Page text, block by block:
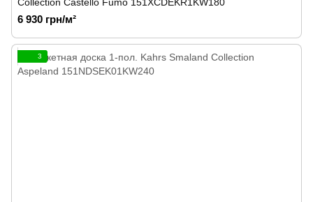
6 930 грн/м²
3